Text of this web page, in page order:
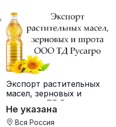
Экспорт растительных
масел, зерновых и
шрота от ТД Русагро
Не указана
Вся Россия